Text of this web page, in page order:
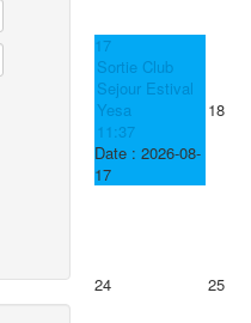
17
Sortie Club
Sejour Estival
Yesa
11:37
Date :2026-08-
17
18
24 25